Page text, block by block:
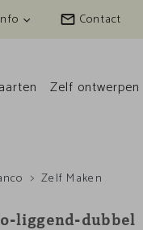
Contact
Zelf ontwerpen
Zelf Maken
liggend-dubbel